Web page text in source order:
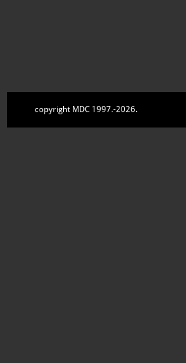
copyright MDC 1997.-2026.